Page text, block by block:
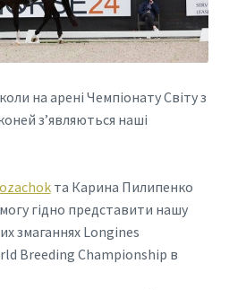
на арені Чемпіонату Світу з
зʼявляються наші
та Карина Пилипенко
гідно представити нашу
змаганнях Longines
Breeding Championship в